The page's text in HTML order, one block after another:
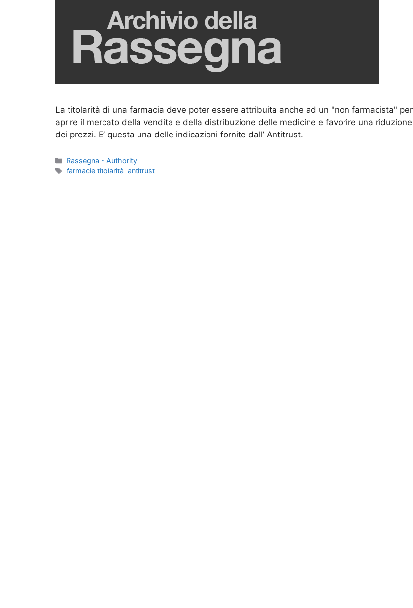
La titolarità di una farmacia deve poter essere attribuita anche ad un "non farmacista" per
aprire il mercato della vendita e della distribuzione delle medicine e favorire una riduzione
dei prezzi. E’ questa una delle indicazioni fornite dall’ Antitrust.
Categorie
Rassegna - Authority
Tag
farmacie titolarità antitrust